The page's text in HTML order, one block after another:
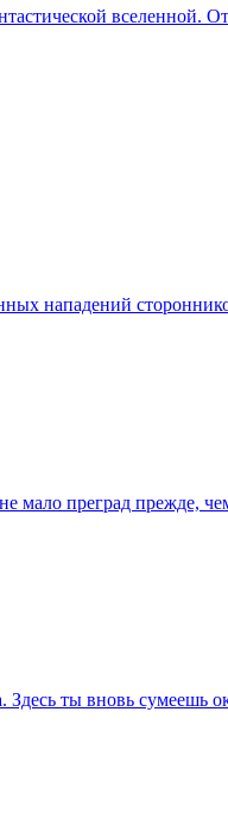
вселенной.
нападений
мало преград прежде,
ты вновь сумеешь